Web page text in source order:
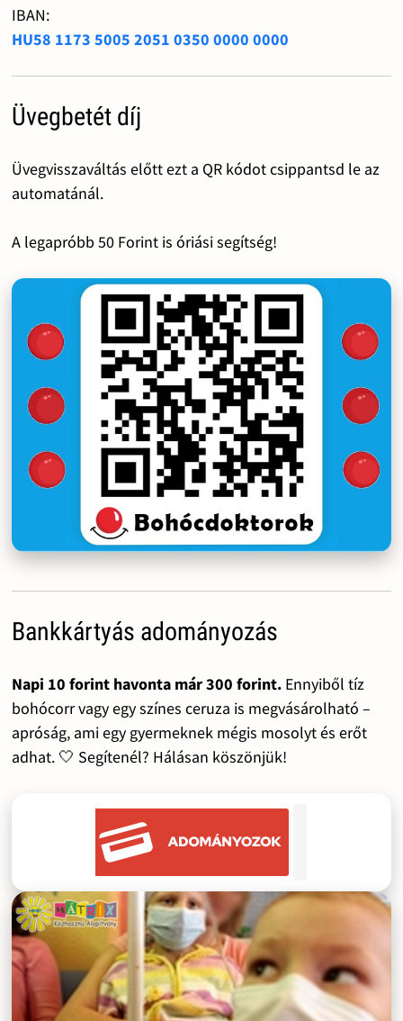
IBAN:
HU58 1173 5005 2051 0350 0000 0000
Üvegbetét díj
Üvegvisszaváltás előtt ezt a QR kódot csippantsd le az
automatánál.
A legapróbb 50 Forint is óriási segítség!
Bankkártyás adományozás
Napi 10 forint havonta már 300 forint.Ennyiből tíz
bohócorr vagy egy színes ceruza is megvásárolható –
apróság, ami egy gyermeknek mégis mosolyt és erőt
adhat. 🤍 Segítenél? Hálásan köszönjük!